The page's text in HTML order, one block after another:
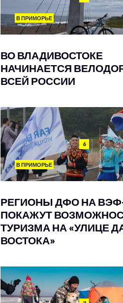
В ПРИМОРЬЕ
ВО ВЛАДИВОСТОКЕ
НАЧИНАЕТСЯ
ВСЕЙ РОССИИ
6
В ПРИМОРЬЕ
РЕГИОНЫ ДФО НА
ПОКАЖУТ
ТУРИЗМА НА «УЛИЦЕ
ВОСТОКА»